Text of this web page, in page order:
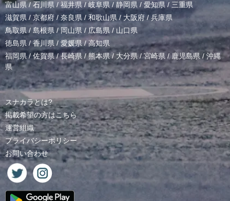
富山県 /石川県/福井県/岐阜県 / 静岡県 / 愛知県 / 三重県
滋賀県 / 京都府 / 奈良県 / 和歌山県/ 大阪府 /兵庫県
鳥取県/ 島根県 /岡山県/ 広島県 / 山口県
徳島県 /香川県 / 愛媛県/高知県
福岡県/佐賀県/長崎県 /熊本県/ 大分県/宮崎県 /鹿児島県 / 沖縄
県
スナカラとは?
掲載希望の方はこちら
運営組織
プライバシーポリシー
お問い合わせ